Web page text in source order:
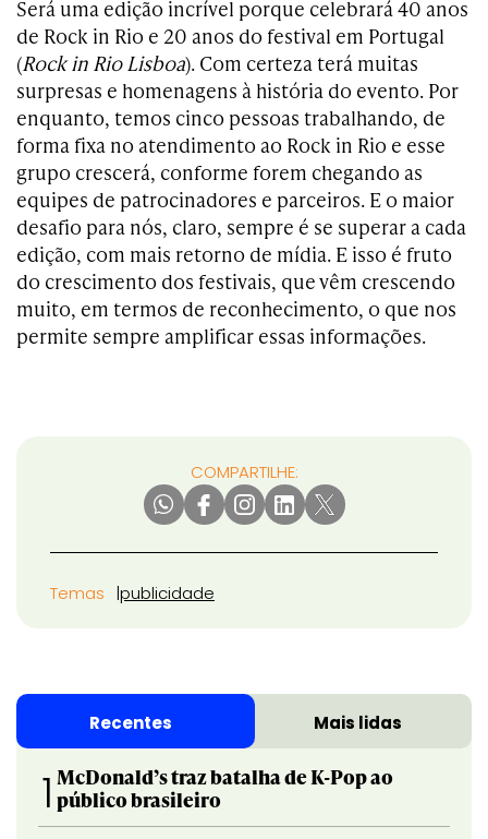
Será uma edição incrível porque celebrará 40 anos
de Rock in Rio e 20 anos do festival em Portugal
(Rock in Rio Lisboa). Com certeza terá muitas
surpresas e homenagens à história do evento. Por
enquanto, temos cinco pessoas trabalhando, de
forma fixa no atendimento ao Rock in Rio e esse
grupo crescerá, conforme forem chegando as
equipes de patrocinadores e parceiros. E o maior
desafio para nós, claro, sempre é se superar a cada
edição, com mais retorno de mídia. E isso é fruto
do crescimento dos festivais, que vêm crescendo
muito, em termos de reconhecimento, o que nos
permite sempre amplificar essas informações.
COMPARTILHE:
Temas publicidade
Recentes Mais lidas
1 McDonald’s traz batalha de K-Pop ao
público brasileiro